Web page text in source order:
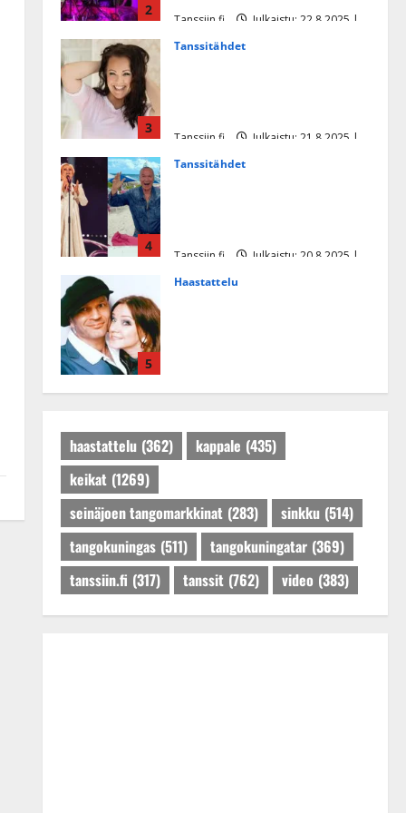
2
Tanssiin.fi
Julkaistu: 22.8.2025 |
3
Tanssitähdet
Tanssiin.fi
Julkaistu: 21.8.2025 |
4
Tanssitähdet
Tanssiin.fi
Julkaistu: 20.8.2025 |
5
Haastattelu
Tanssiin.fi
Julkaistu: 27.4.2025 |
haastattelu (362) kappale (435)
keikat (1269)
seinäjoen tangomarkkinat (283) sinkku (514)
tangokuningas (511) tangokuningatar (369)
tanssiin.fi (317) tanssit (762) video (383)